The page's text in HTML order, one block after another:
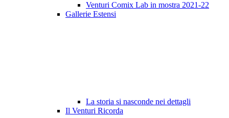
Venturi Comix Lab in mostra 2021-22
Gallerie Estensi
La storia si nasconde nei dettagli
Il Venturi Ricorda